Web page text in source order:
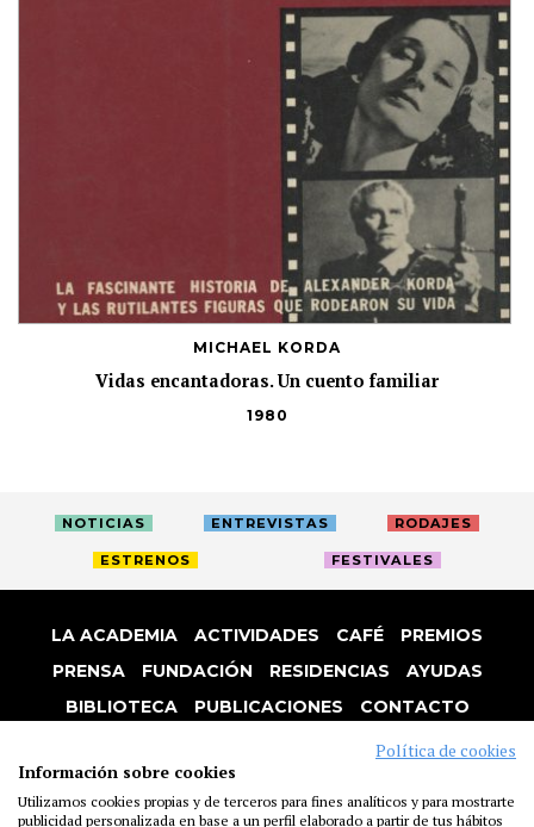
MICHAEL KORDA
Vidas encantadoras. Un cuento familiar
1980
NOTICIAS ENTREVISTAS RODAJES
ESTRENOS FESTIVALES
LA ACADEMIA ACTIVIDADES CAFÉ
PREMIOS
PRENSA
FUNDACIÓN RESIDENCIAS
AYUDAS
BIBLIOTECA
PUBLICACIONES
CONTACTO
COOKIES
Política de cookies
Información sobre cookies
Utilizamos cookies propias y de terceros para fines analíticos y para mostrarte
publicidad personalizada en base a un perfil elaborado a partir de tus hábitos